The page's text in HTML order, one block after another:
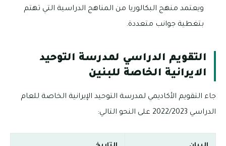
ويعتمد منهج البكالوريا من المناهج الدراسية التي تهتم
بتغطية جوانب متعددة.
التقويم الدراسي لمدرسة التوحيد
الايرانية الخاصة للبنين
جاء التقويم الأكاديمي لمدرسة التوحيد الإيرانية الخاصة للعام
الدراسي 2022/2023 على النحو التالي: